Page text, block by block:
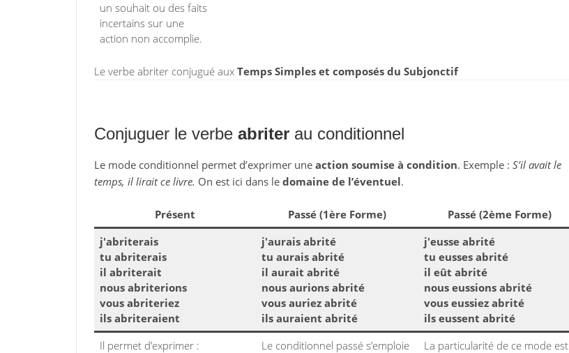
un souhait ou des faits
incertains sur une
action non accomplie.
Le verbe abriter conjugué aux Temps Simples et composés du Subjonctif
Conjuguer le verbe abriterau conditionnel
Le mode conditionnel permet d’exprimer une action soumise à condition. Exemple : S’il avait le
temps, il lirait ce livre. On est ici dans le domaine de l’éventuel.
Présent Passé (1ère Forme)
Passé (2ème Forme)
j'abriterais
tu abriterais
il abriterait
nous abriterions
vous abriteriez
ils abriteraient
j'aurais abrité
tu aurais abrité
il aurait abrité
nous aurions abrité
vous auriez abrité
ils auraient abrité
j'eusse abrité
tu eusses abrité
il eût abrité
nous eussions abrité
vous eussiez abrité
ils eussent abrité
Il permet d’exprimer :
Le conditionnel passé s’emploie
La particularité de ce mode est